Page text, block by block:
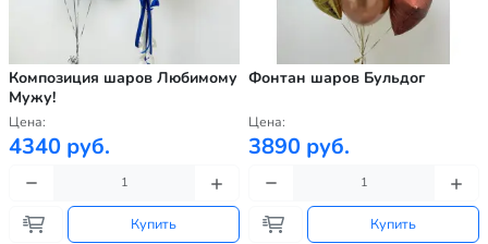
Композиция шаров Любимому
Мужу!
Цена:
4340 руб.
Купить
Фонтан шаров Бульдог
Цена:
3890 руб.
Купить